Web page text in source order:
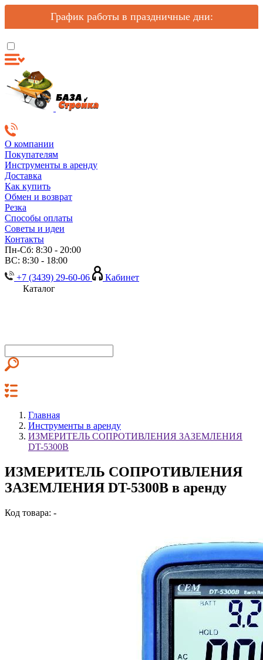
График работы в праздничные дни:
О компании
Покупателям
Инструменты в аренду
Доставка
Как купить
Обмен и возврат
Резка
Способы оплаты
Советы и идеи
Контакты
Пн-Сб: 8:30 - 20:00
ВС: 8:30 - 18:00
+7 (3439) 29-60-06
Кабинет
Каталог
Главная
Инструменты в аренду
ИЗМЕРИТЕЛЬ СОПРОТИВЛЕНИЯ ЗАЗЕМЛЕНИЯ
DT-5300B
ИЗМЕРИТЕЛЬ СОПРОТИВЛЕНИЯ
ЗАЗЕМЛЕНИЯ DT-5300B в аренду
Код товара: -